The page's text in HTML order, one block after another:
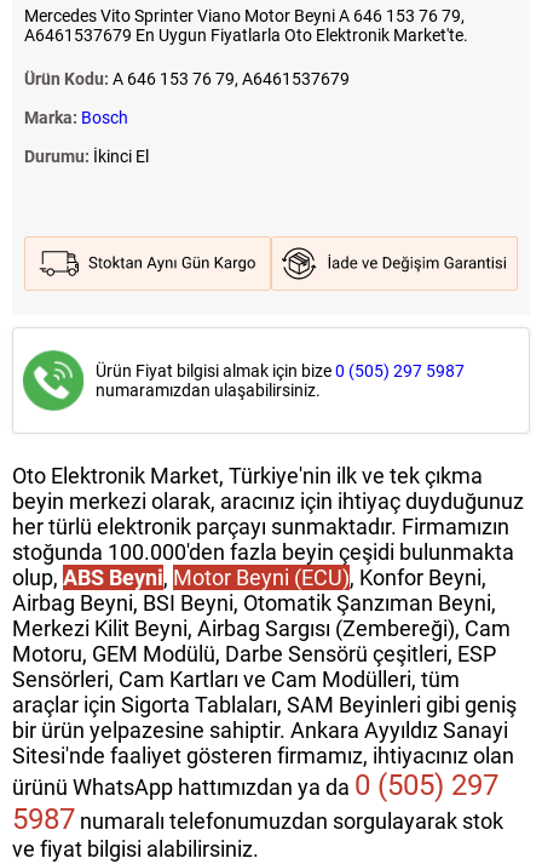
Mercedes Vito Sprinter Viano Motor Beyni A 646 153 76 79,
A6461537679 En Uygun Fiyatlarla Oto Elektronik Market'te.
Ürün Kodu: A 646 153 76 79, A6461537679
Marka: Bosch
Durumu: İkinci El
Ürün Fiyat bilgisi almak için bize0 (505) 297 5987
numaramızdan ulaşabilirsiniz.
Oto Elektronik Market, Türkiye'nin ilk ve tek çıkma
beyin merkezi olarak, aracınız için ihtiyaç duyduğunuz
her türlü elektronik parçayı sunmaktadır. Firmamızın
stoğunda 100.000'den fazla beyin çeşidi bulunmakta
olup, ABS Beyni, Motor Beyni (ECU), Konfor Beyni,
Airbag Beyni, BSI Beyni, Otomatik Şanzıman Beyni,
Merkezi Kilit Beyni, Airbag Sargısı (Zembereği), Cam
Motoru, GEM Modülü, Darbe Sensörü çeşitleri, ESP
Sensörleri, Cam Kartları ve Cam Modülleri, tüm
araçlar için Sigorta Tablaları, SAM Beyinleri gibi geniş
bir ürün yelpazesine sahiptir. Ankara Ayyıldız Sanayi
Sitesi'nde faaliyet gösteren firmamız, ihtiyacınız olan
ürünü WhatsApp hattımızdan ya da 0 (505) 297
5987 numaralı telefonumuzdan sorgulayarak stok
ve fiyat bilgisi alabilirsiniz.